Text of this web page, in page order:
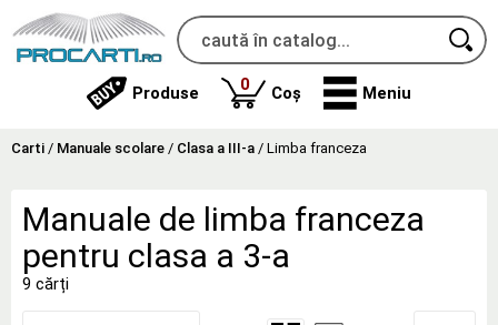
Produse 0produse
Coș Meniu
Carti / Manuale scolare / Clasa a III-a / Limba franceza
Manuale de limba franceza
pentru clasa a 3-a
9 cărți